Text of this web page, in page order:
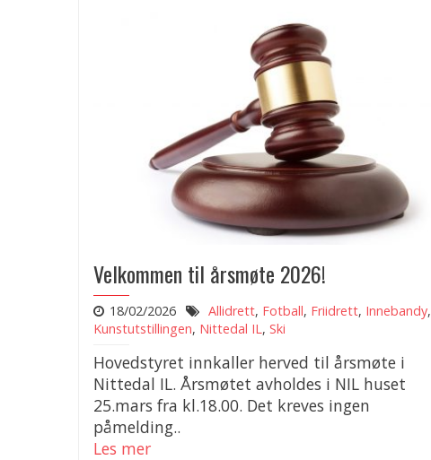
Velkommen til årsmøte 2026!
18/02/2026 Allidrett, Fotball, Friidrett, Innebandy,
Kunstutstillingen, Nittedal IL, Ski
Hovedstyret innkaller herved til årsmøte i
Nittedal IL. Årsmøtet avholdes i NIL huset
25.mars fra kl.18.00. Det kreves ingen
påmelding..
Les mer